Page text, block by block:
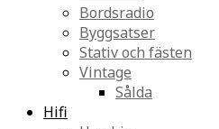
Bordsradio
Byggsatser
Stativ och fästen
Vintage
Sålda
Hifi